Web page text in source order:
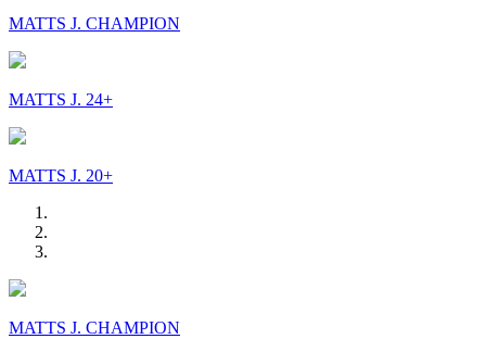
MATTS J. CHAMPION
MATTS J. 24+
MATTS J. 20+
MATTS J. CHAMPION